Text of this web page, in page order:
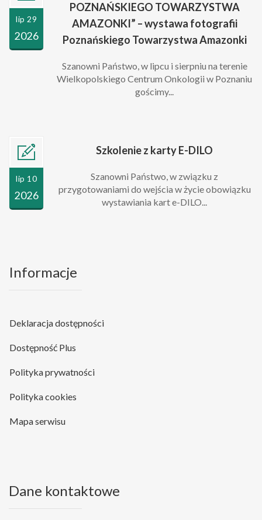
lip 29
2026
POZNAŃSKIEGO TOWARZYSTWA
AMAZONKI” – wystawa fotografii
Poznańskiego Towarzystwa Amazonki
Szanowni Państwo, w lipcu i sierpniu na terenie
Wielkopolskiego Centrum Onkologii w Poznaniu
gościmy...
lip 10
2026
Szkolenie z karty E-DILO
Szanowni Państwo, w związku z
przygotowaniami do wejścia w życie obowiązku
wystawiania kart e-DILO...
Informacje
Deklaracja dostępności
Dostępność Plus
Polityka prywatności
Polityka cookies
Mapa serwisu
Dane kontaktowe